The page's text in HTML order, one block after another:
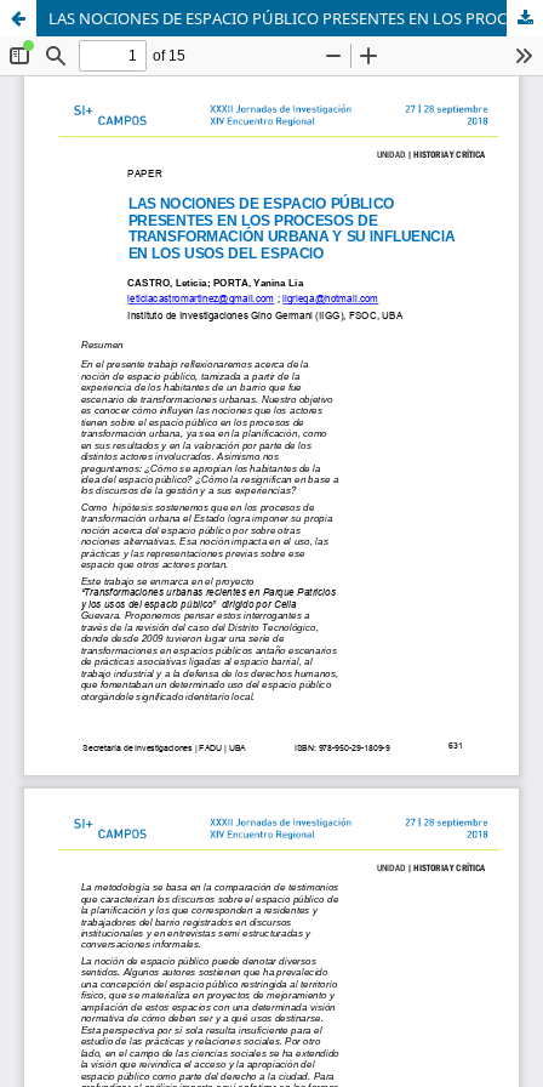
LAS NOCIONES DE ESPACIO PÚBLICO PRESENTES EN LOS PROCESOS DE TRANSFORMACIÓN URBANA Y SU INFLUENCIA EN LOS USOS DEL ESPACIO